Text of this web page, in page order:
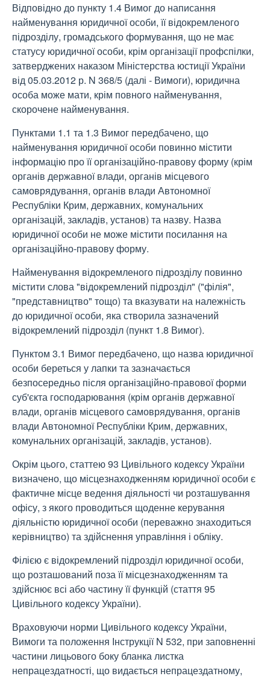
Відповідно до пункту 1.4 Вимог до написання
найменування юридичної особи, її відокремленого
підрозділу, громадського формування, що не має
статусу юридичної особи, крім організації профспілки,
затверджених наказом Міністерства юстиції України
від 05.03.2012 р. N 368/5 (далі - Вимоги), юридична
особа може мати, крім повного найменування,
скорочене найменування.
Пунктами 1.1 та 1.3 Вимог передбачено, що
найменування юридичної особи повинно містити
інформацію про її організаційно-правову форму (крім
органів державної влади, органів місцевого
самоврядування, органів влади Автономної
Республіки Крим, державних, комунальних
організацій, закладів, установ) та назву. Назва
юридичної особи не може містити посилання на
організаційно-правову форму.
Найменування відокремленого підрозділу повинно
містити слова "відокремлений підрозділ" ("філія",
"представництво" тощо) та вказувати на належність
до юридичної особи, яка створила зазначений
відокремлений підрозділ (пункт 1.8 Вимог).
Пунктом 3.1 Вимог передбачено, що назва юридичної
особи береться у лапки та зазначається
безпосередньо після організаційно-правової форми
суб'єкта господарювання (крім органів державної
влади, органів місцевого самоврядування, органів
влади Автономної Республіки Крим, державних,
комунальних організацій, закладів, установ).
Окрім цього, статтею 93 Цивільного кодексу України
визначено, що місцезнаходженням юридичної особи є
фактичне місце ведення діяльності чи розташування
офісу, з якого проводиться щоденне керування
діяльністю юридичної особи (переважно знаходиться
керівництво) та здійснення управління і обліку.
Філією є відокремлений підрозділ юридичної особи,
що розташований поза її місцезнаходженням та
здійснює всі або частину її функцій (стаття 95
Цивільного кодексу України).
Враховуючи норми Цивільного кодексу України,
Вимоги та положення Інструкції N 532, при заповненні
частини лицьового боку бланка листка
непрацездатності, що видається непрацездатному,